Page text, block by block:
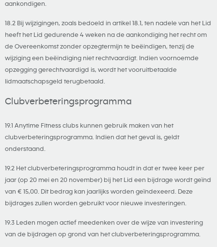
aankondigen.
18.2 Bij wijzigingen, zoals bedoeld in artikel 18.1, ten nadele van het Lid
heeft het Lid gedurende 4 weken na de aankondiging het recht om
de Overeenkomst zonder opzegtermijn te beëindigen, tenzij de
wijziging een beëindiging niet rechtvaardigt. Indien voornoemde
opzegging gerechtvaardigd is, wordt het vooruitbetaalde
lidmaatschapsgeld terugbetaald.
Clubverbeteringsprogramma
19.1 Anytime Fitness clubs kunnen gebruik maken van het
clubverbeteringsprogramma. Indien dat het geval is, geldt
onderstaand.
19.2 Het clubverbeteringsprogramma houdt in dat er twee keer per
jaar (op 20 mei en 20 november) bij het Lid een bijdrage wordt geïnd
van € 15,00. Dit bedrag kan jaarlijks worden geïndexeerd. Deze
bijdrages zullen worden gebruikt voor nieuwe investeringen.
19.3 Leden mogen actief meedenken over de wijze van investering
van de bijdragen op grond van het clubverbeteringsprogramma.